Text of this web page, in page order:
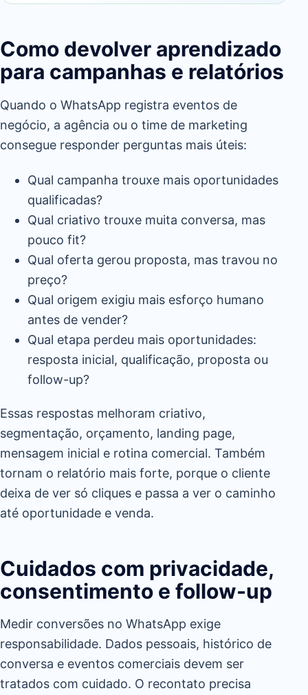
Como devolver aprendizado
para campanhas e relatórios
Quando o WhatsApp registra eventos de
negócio, a agência ou o time de marketing
consegue responder perguntas mais úteis:
Qual campanha trouxe mais oportunidades
qualificadas?
Qual criativo trouxe muita conversa, mas
pouco fit?
Qual oferta gerou proposta, mas travou no
preço?
Qual origem exigiu mais esforço humano
antes de vender?
Qual etapa perdeu mais oportunidades:
resposta inicial, qualificação, proposta ou
follow-up?
Essas respostas melhoram criativo,
segmentação, orçamento, landing page,
mensagem inicial e rotina comercial. Também
tornam o relatório mais forte, porque o cliente
deixa de ver só cliques e passa a ver o caminho
até oportunidade e venda.
Cuidados com privacidade,
consentimento e follow-up
Medir conversões no WhatsApp exige
responsabilidade. Dados pessoais, histórico de
conversa e eventos comerciais devem ser
tratados com cuidado. O recontato precisa